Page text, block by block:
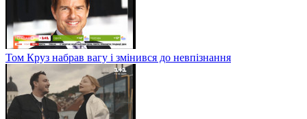
Том Круз набрав вагу і змінився до невпізнання